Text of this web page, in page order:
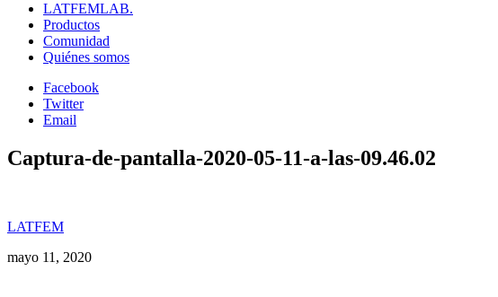
LATFEMLAB.
Productos
Comunidad
Quiénes somos
Facebook
Twitter
Email
Captura-de-pantalla-2020-05-11-a-las-09.46.02
LATFEM
mayo 11, 2020